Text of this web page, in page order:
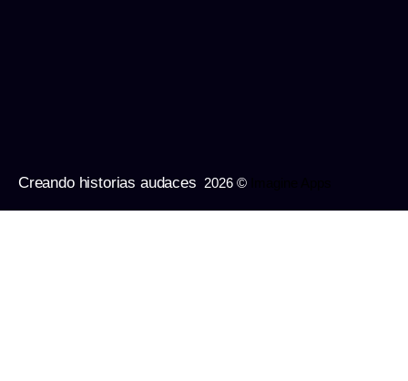
Creando historias audaces 2026 ©